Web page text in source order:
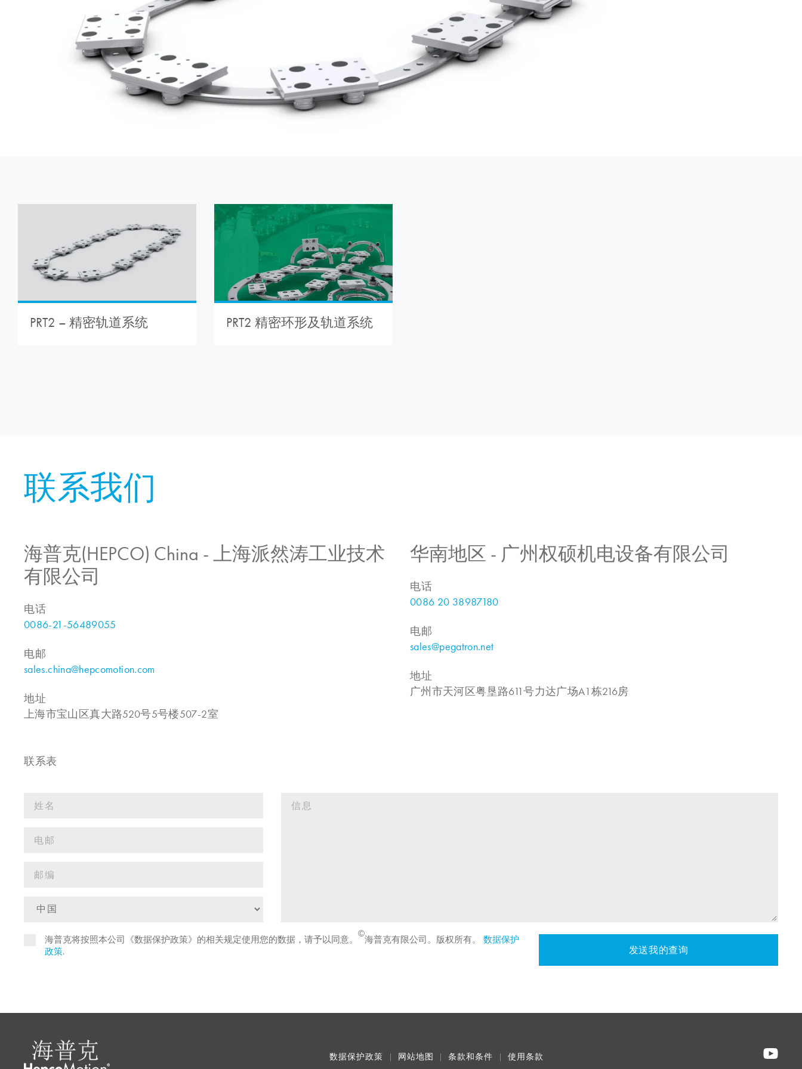
PRT2 – 精密轨道系统 PRT2 精密环形及轨道系统
联系我们
海普克(HEPCO) China - 上海派然涛工业技术
有限公司
电话
0086-21-56489055
电邮
sales.china@hepcomotion.com
地址
上海市宝山区真大路520号5号楼507-2室
华南地区 - 广州权硕机电设备有限公司
电话
0086 20 38987180
电邮
sales@pegatron.net
地址
广州市天河区粤垦路611号力达广场A1栋216房
联系表
海普克将按照本公司《数据保护政策》的相关规定使用您的数据，请予以同意。
©
海普克有限公司。版权所有。 数据保护
政策. 发送我的查询
数据保护政策 网站地图 条款和条件 使用条款